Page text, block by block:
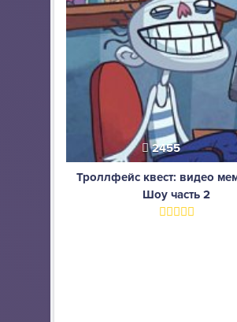
2455
Троллфейс квест: видео
Шоу часть 2